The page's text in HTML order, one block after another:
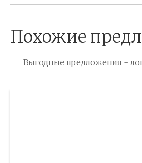
Похожие
Выгодные предложения -